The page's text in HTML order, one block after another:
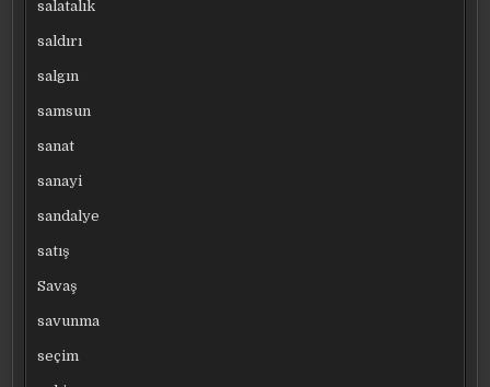
salatalık
saldırı
salgın
samsun
sanat
sanayi
sandalye
satış
Savaş
savunma
seçim